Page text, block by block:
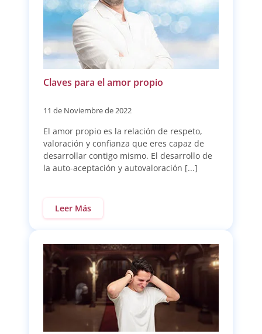
Claves para el amor propio
11 de Noviembre de 2022
El amor propio es la relación de respeto,
valoración y confianza que eres capaz de
desarrollar contigo mismo. El desarrollo de
la auto-aceptación y autovaloración [...]
Leer Más